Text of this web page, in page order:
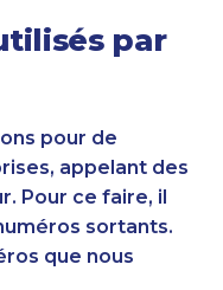
par
pour de
appelant des
Pour ce faire, il
sortants.
que nous